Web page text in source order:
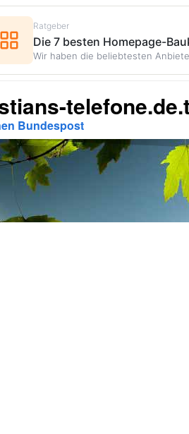
Bundespost
Ratgeber
Die 7 besten Homepage-
Wir haben die beliebtesten